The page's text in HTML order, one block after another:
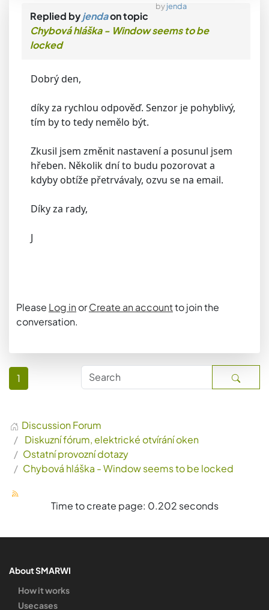
byjenda
Replied byjendaon topic
Chybová hláška - Window seems to be
locked
Dobrý den,
díky za rychlou odpověď. Senzor je pohyblivý,
tím by to tedy nemělo být.
Zkusil jsem změnit nastavení a posunul jsem
hřeben. Několik dní to budu pozorovat a
kdyby obtíže přetrvávaly, ozvu se na email.
Díky za rady,
J
Please Log in orCreate an accountto join the
conversation.
1
Discussion Forum
Diskuzní fórum, elektrické otvírání oken
Ostatní provozní dotazy
Chybová hláška - Window seems to be locked
Time to create page: 0.202 seconds
About SMARWI
How it works
Usecases